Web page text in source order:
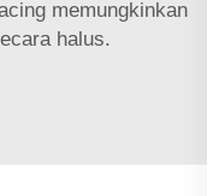
memungkinkan
halus.